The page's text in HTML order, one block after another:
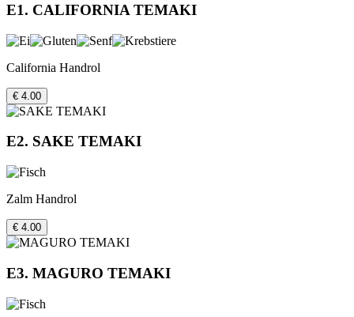
E1. CALIFORNIA TEMAKI
California Handrol
€ 4.00
E2. SAKE TEMAKI
Zalm Handrol
€ 4.00
E3. MAGURO TEMAKI